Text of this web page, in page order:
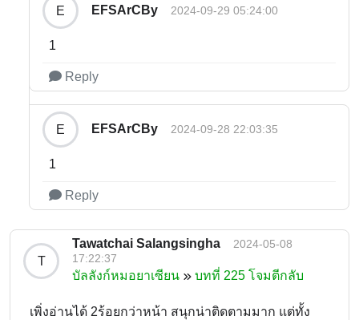
E EFSArCBy 2024-09-29 05:24:00
1
Reply
E EFSArCBy 2024-09-28 22:03:35
1
Reply
T
Tawatchai Salangsingha
2024-05-08
17:22:37
บัลลังก์หมอยาเซียน บทที่ 225 โจมตีกลับ
เพิ่งอ่านได้ 2ร้อยกว่าหน้า สนุกน่าติดตามมาก แต่ทั้ง